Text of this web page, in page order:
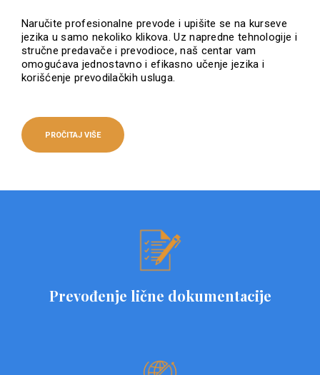
Naručite profesionalne prevode i upišite se na kurseve
jezika u samo nekoliko klikova. Uz napredne tehnologije i
stručne predavače i prevodioce, naš centar vam
omogućava jednostavno i efikasno učenje jezika i
korišćenje prevodilačkih usluga.
PROČITAJ VIŠE
Prevođenje lične dokumentacije